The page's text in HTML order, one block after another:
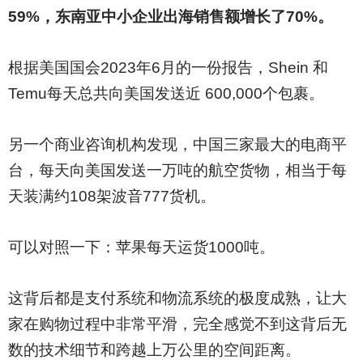
59%，东南亚中小企业出海销售额增长了70%。
根据美国国会2023年6月的一份报告，Shein 和
Temu每天总共向美国发送近 600,000个包裹。
另一个商业咨询机构发现，中国三家最大的电商平
台，每天向美国发送一万吨的航空货物，相当于每
天装满约108架波音777货机。
可以对照一下：苹果每天运货1000吨。
这背后都是支付系统和物流系统的极度成熟，让大
家在购物过程中非常平滑，完全感觉不到这背后无
数的技术细节和跨越上万公里的空间距离。